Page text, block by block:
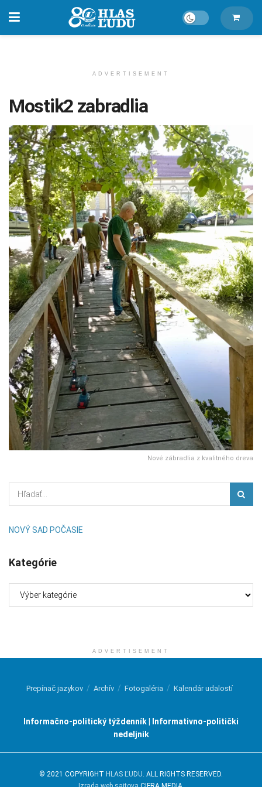
ADVERTISEMENT
Mostik2 zabradlia
Nové zábradlia z kvalitného dreva
NOVÝ SAD POČASIE
Kategórie
ADVERTISEMENT
Prepínač jazykov Archív Fotogaléria Kalendár udalostí
Informačno-politický týždenník | Informativno-politički
nedeljnik
© 2021 COPYRIGHT HLAS ĽUDU. ALL RIGHTS RESERVED.